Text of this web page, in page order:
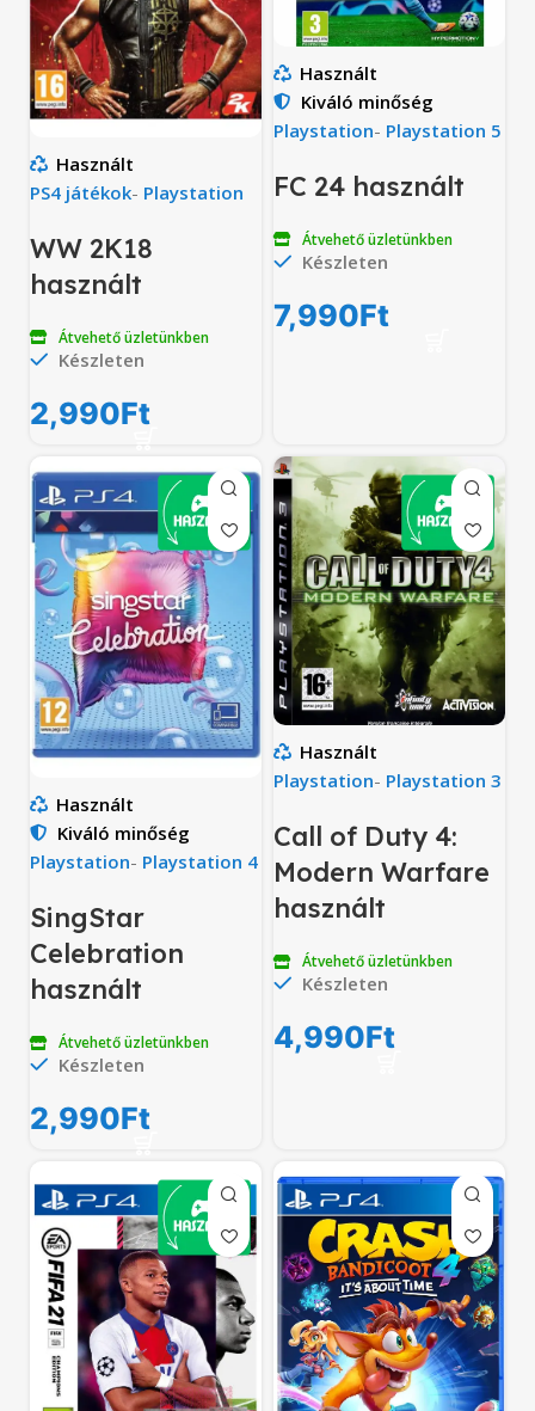
Használt
PS4 játékok- Playstation
WW 2K18
használt
Átvehető üzletünkben
Készleten
2,990Ft
Használt
Kiváló minőség
Playstation- Playstation 5
FC 24 használt
Átvehető üzletünkben
Készleten
7,990Ft
Használt
Kiváló minőség
Playstation- Playstation 4
SingStar
Celebration
használt
Átvehető üzletünkben
Készleten
2,990Ft
Használt
Playstation- Playstation 3
Call of Duty 4:
Modern Warfare
használt
Átvehető üzletünkben
Készleten
4,990Ft